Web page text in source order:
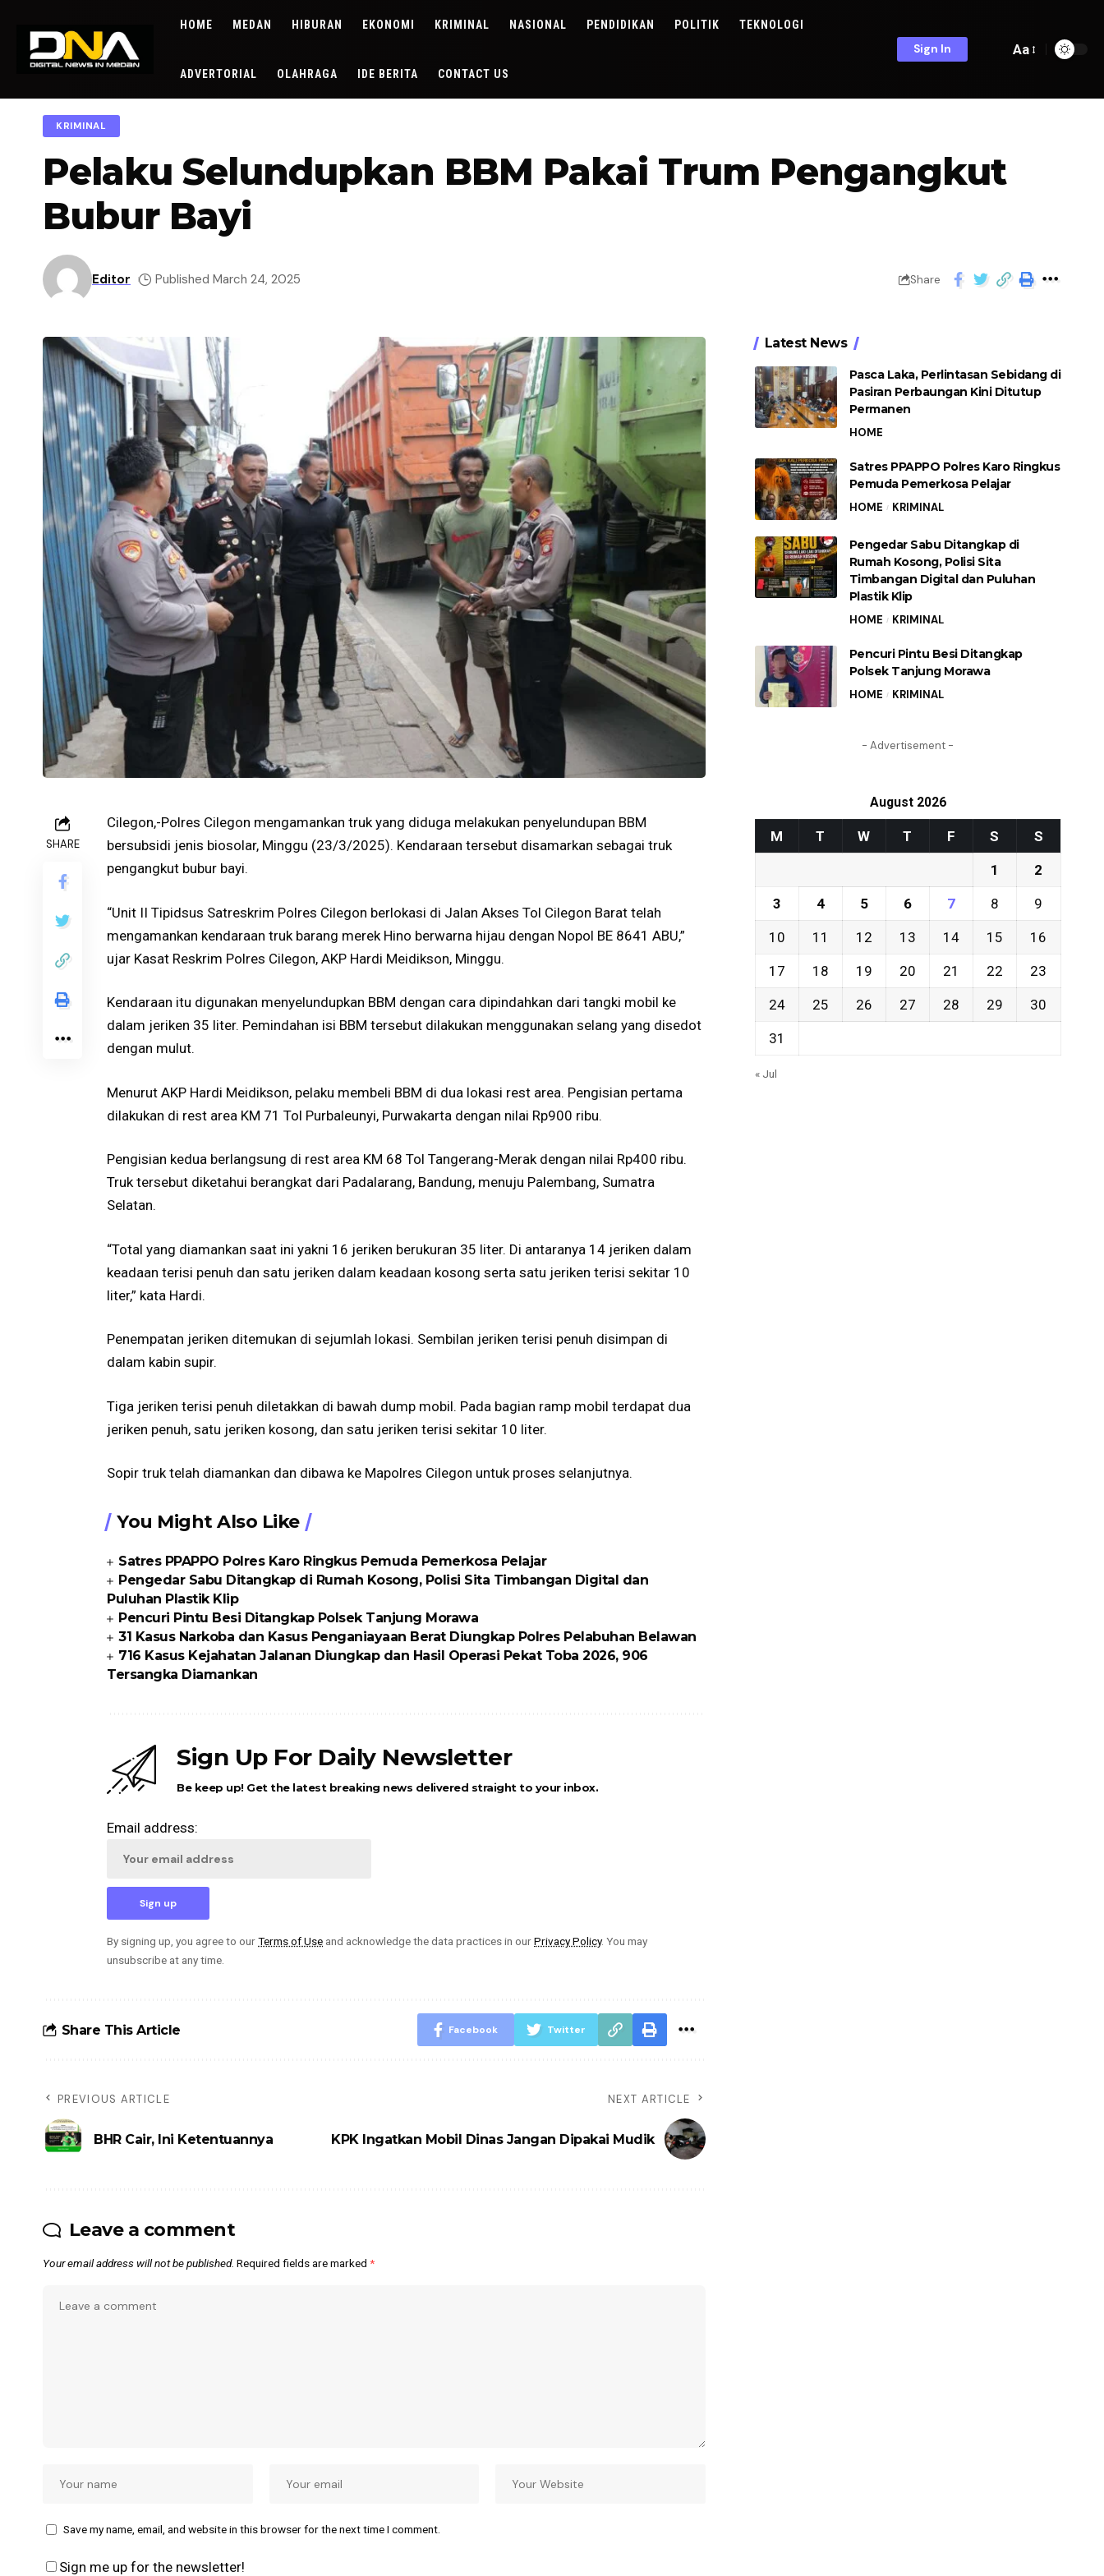
HOME MEDAN HIBURAN EKONOMI KRIMINAL NASIONAL PENDIDIKAN POLITIK TEKNOLOGI
ADVERTORIAL OLAHRAGA IDE BERITA CONTACT US
Sign In Aa
KRIMINAL
Pelaku Selundupkan BBM Pakai Trum Pengangkut
Bubur Bayi
Editor Published March 24, 2025 Share
SHARE
Cilegon,-Polres Cilegon mengamankan truk yang diduga melakukan penyelundupan BBM
bersubsidi jenis biosolar, Minggu (23/3/2025). Kendaraan tersebut disamarkan sebagai truk
pengangkut bubur bayi.
“Unit II Tipidsus Satreskrim Polres Cilegon berlokasi di Jalan Akses Tol Cilegon Barat telah
mengamankan kendaraan truk barang merek Hino berwarna hijau dengan Nopol BE 8641 ABU,”
ujar Kasat Reskrim Polres Cilegon, AKP Hardi Meidikson, Minggu.
Kendaraan itu digunakan menyelundupkan BBM dengan cara dipindahkan dari tangki mobil ke
dalam jeriken 35 liter. Pemindahan isi BBM tersebut dilakukan menggunakan selang yang disedot
dengan mulut.
Menurut AKP Hardi Meidikson, pelaku membeli BBM di dua lokasi rest area. Pengisian pertama
dilakukan di rest area KM 71 Tol Purbaleunyi, Purwakarta dengan nilai Rp900 ribu.
Pengisian kedua berlangsung di rest area KM 68 Tol Tangerang-Merak dengan nilai Rp400 ribu.
Truk tersebut diketahui berangkat dari Padalarang, Bandung, menuju Palembang, Sumatra
Selatan.
“Total yang diamankan saat ini yakni 16 jeriken berukuran 35 liter. Di antaranya 14 jeriken dalam
keadaan terisi penuh dan satu jeriken dalam keadaan kosong serta satu jeriken terisi sekitar 10
liter,” kata Hardi.
Penempatan jeriken ditemukan di sejumlah lokasi. Sembilan jeriken terisi penuh disimpan di
dalam kabin supir.
Tiga jeriken terisi penuh diletakkan di bawah dump mobil. Pada bagian ramp mobil terdapat dua
jeriken penuh, satu jeriken kosong, dan satu jeriken terisi sekitar 10 liter.
Sopir truk telah diamankan dan dibawa ke Mapolres Cilegon untuk proses selanjutnya.
You Might Also Like
Satres PPAPPO Polres Karo Ringkus Pemuda Pemerkosa Pelajar
Pengedar Sabu Ditangkap di Rumah Kosong, Polisi Sita Timbangan Digital dan
Puluhan Plastik Klip
Pencuri Pintu Besi Ditangkap Polsek Tanjung Morawa
31 Kasus Narkoba dan Kasus Penganiayaan Berat Diungkap Polres Pelabuhan Belawan
716 Kasus Kejahatan Jalanan Diungkap dan Hasil Operasi Pekat Toba 2026, 906
Tersangka Diamankan
Sign Up For Daily Newsletter
Be keep up! Get the latest breaking news delivered straight to your inbox.
Email address:
By signing up, you agree to ourTerms of Use and acknowledge the data practices in ourPrivacy Policy. You may
unsubscribe at any time.
Share This Article Facebook Twitter
PREVIOUS ARTICLE
BHR Cair, Ini Ketentuannya
NEXT ARTICLE
KPK Ingatkan Mobil Dinas Jangan Dipakai Mudik
Leave a comment
Your email address will not be published. Required fields are marked *
Save my name, email, and website in this browser for the next time I comment.
Sign me up for the newsletter!
Latest News
Pasca Laka, Perlintasan Sebidang di
Pasiran Perbaungan Kini Ditutup
Permanen
HOME
Satres PPAPPO Polres Karo Ringkus
Pemuda Pemerkosa Pelajar
HOME KRIMINAL
Pengedar Sabu Ditangkap di
Rumah Kosong, Polisi Sita
Timbangan Digital dan Puluhan
Plastik Klip
HOME KRIMINAL
Pencuri Pintu Besi Ditangkap
Polsek Tanjung Morawa
HOME KRIMINAL
- Advertisement -
August 2026
M T W T F S S
1 2
3 4 5 6 7 8 9
10 11 12 13 14 15 16
17 18 19 20 21 22 23
24 25 26 27 28 29 30
31
« Jul